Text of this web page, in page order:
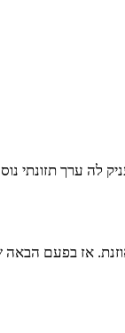
לה ערך תזונתי
אז בפעם